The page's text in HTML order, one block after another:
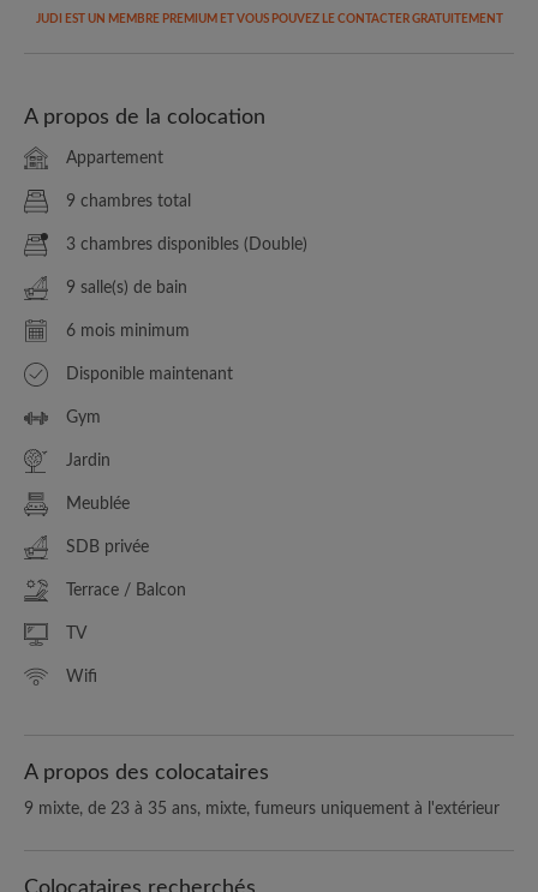
JUDI EST UN MEMBRE PREMIUM ET VOUS POUVEZ LE CONTACTER GRATUITEMENT
A propos de la colocation
Appartement
9 chambres total
3 chambres disponibles (Double)
9 salle(s) de bain
6 mois minimum
Disponible maintenant
Gym
Jardin
Meublée
SDB privée
Terrace / Balcon
TV
Wifi
A propos des colocataires
9 mixte, de 23 à 35 ans, mixte, fumeurs uniquement à l'extérieur